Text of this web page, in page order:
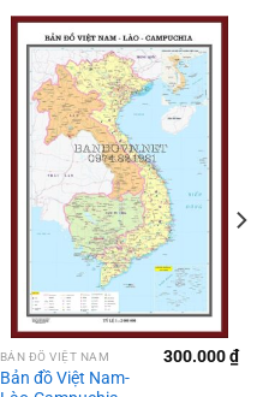
BẢN ĐỒ VIỆT NAM
Bản đồ Việt Nam-
300.000₫